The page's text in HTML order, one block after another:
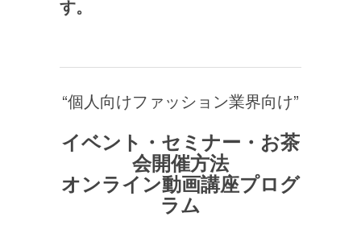
す。
“個人向けファッション業界向け”
イベント・セミナー・お茶
会開催方法
オンライン動画講座プログ
ラム